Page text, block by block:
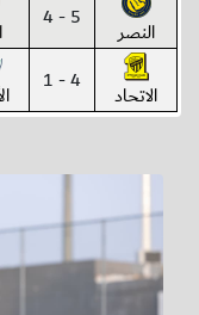
النصر 5 - 4
الاتحاد 4 - 1